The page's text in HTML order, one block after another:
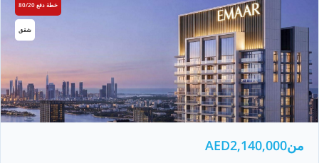
خطة دفع 80/20
شقق
من AED2,140,000